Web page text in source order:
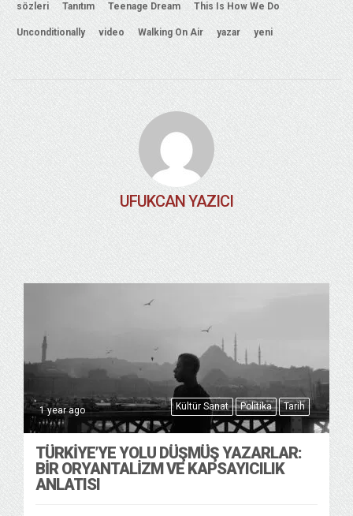
sözleri Tanıtım Teenage Dream This Is How We Do
Unconditionally video Walking On Air yazar yeni
UFUKCAN YAZICI
Kültür Sanat Politika Tarih
1 year ago
TÜRKIYE’YE YOLU DÜŞMÜŞ YAZARLAR:
BIR ORYANTALIZM VE KAPSAYICILIK
ANLATISI